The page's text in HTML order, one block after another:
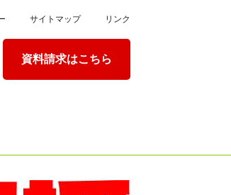
サイトマップ リンク
資料請求はこちら